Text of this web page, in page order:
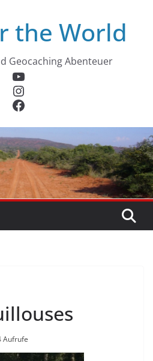
the World
Geocaching Abenteuer
YouTube
Instagram
Facebook
Aufrufe